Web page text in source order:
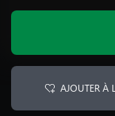
AJOUTER À